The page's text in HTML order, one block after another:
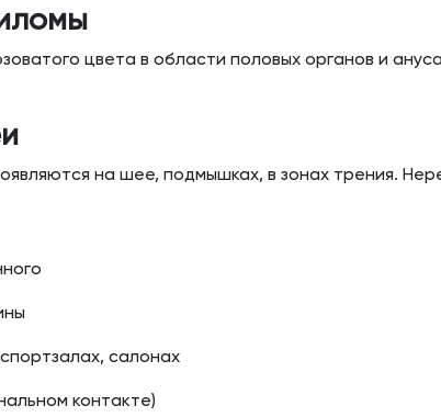
цвета в области половых органов и
на шее, подмышках, в зонах трения.
салонах
контакте)